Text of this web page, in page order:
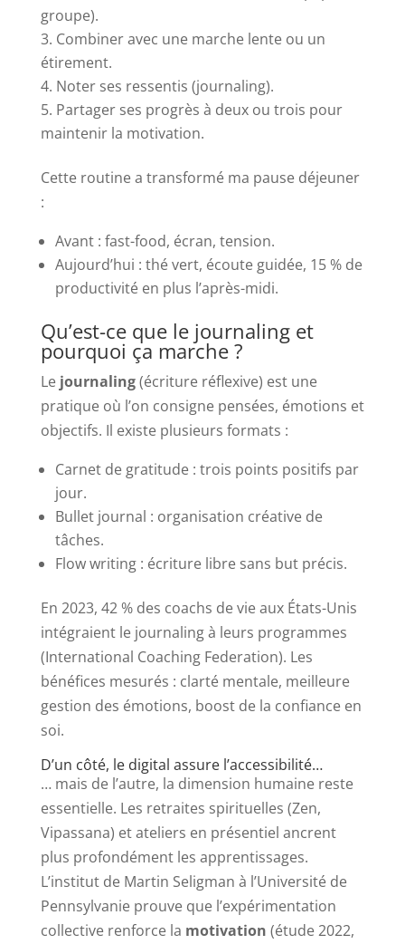
groupe).
Combiner avec une marche lente ou un
étirement.
Noter ses ressentis (journaling).
Partager ses progrès à deux ou trois pour
maintenir la motivation.
Cette routine a transformé ma pause déjeuner
:
Avant : fast-food, écran, tension.
Aujourd’hui : thé vert, écoute guidée, 15 % de
productivité en plus l’après-midi.
Qu’est-ce que le journaling et
pourquoi ça marche ?
Le journaling(écriture réflexive) est une
pratique où l’on consigne pensées, émotions et
objectifs. Il existe plusieurs formats :
Carnet de gratitude : trois points positifs par
jour.
Bullet journal : organisation créative de
tâches.
Flow writing : écriture libre sans but précis.
En 2023, 42 % des coachs de vie aux États-Unis
intégraient le journaling à leurs programmes
(International Coaching Federation). Les
bénéfices mesurés : clarté mentale, meilleure
gestion des émotions, boost de la confiance en
soi.
D’un côté, le digital assure l’accessibilité…
… mais de l’autre, la dimension humaine reste
essentielle. Les retraites spirituelles (Zen,
Vipassana) et ateliers en présentiel ancrent
plus profondément les apprentissages.
L’institut de Martin Seligman à l’Université de
Pennsylvanie prouve que l’expérimentation
collective renforce la motivation (étude 2022,